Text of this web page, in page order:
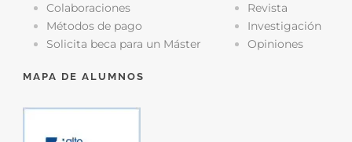
Colaboraciones
Métodos de pago
Solicita beca para un Máster
Revista
Investigación
Opiniones
MAPA DE ALUMNOS